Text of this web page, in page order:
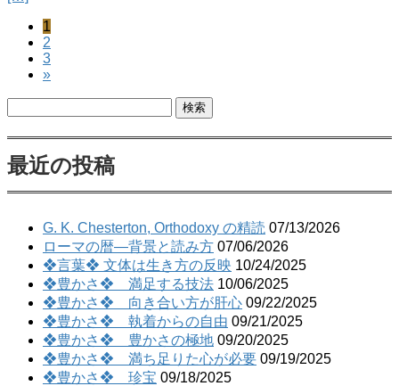
ビ
ゲ
ー
ペ
ー
ジ
1
ペ
ー
ジ
2
ペ
ー
ジ
3
»
最近の投稿
G. K. Chesterton, Orthodoxy の精読 07/13/2026
ローマの暦―背景と読み方 07/06/2026
❖言葉❖ 文体は生き方の反映 10/24/2025
❖豊かさ❖ 満足する技法 10/06/2025
❖豊かさ❖ 向き合い方が肝心 09/22/2025
❖豊かさ❖ 執着からの自由 09/21/2025
❖豊かさ❖ 豊かさの極地 09/20/2025
❖豊かさ❖ 満ち足りた心が必要 09/19/2025
❖豊かさ❖ 珍宝 09/18/2025